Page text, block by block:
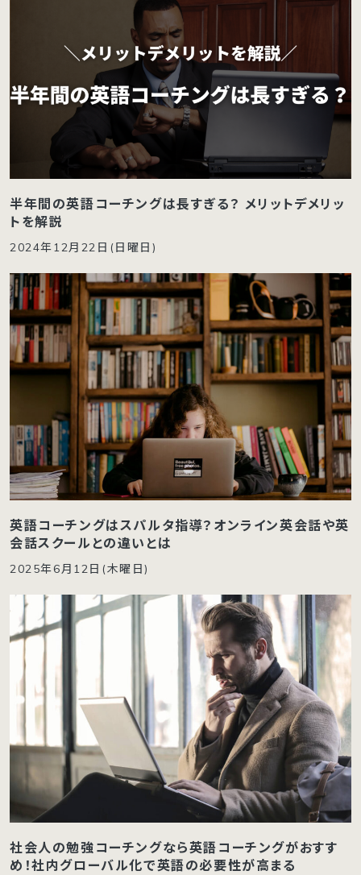
半年間の英語コーチングは長すぎる？ メリットデメリッ
トを解説
2024年12月22日(日曜日)
英語コーチングはスパルタ指導？オンライン英会話や英
会話スクールとの違いとは
2025年6月12日(木曜日)
社会人の勉強コーチングなら英語コーチングがおすす
め！社内グローバル化で英語の必要性が高まる